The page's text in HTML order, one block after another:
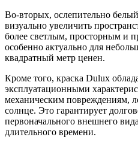
Во-вторых, ослепительно
визуально увеличить
более светлым, просторным и
особенно актуально для
квадратный метр ценен.
Кроме того, краска Dulux
эксплуатационными
механическим повреждениям,
солнце. Это гарантирует
первоначального внешнего
длительного времени.